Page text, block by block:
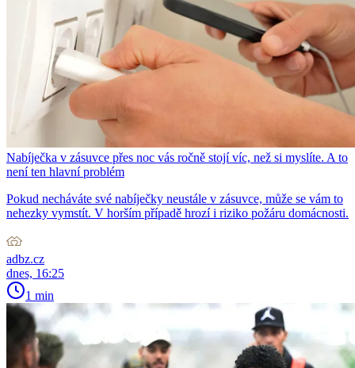
Nabíječka v zásuvce přes noc vás ročně stojí víc, než si myslíte. A to
není ten hlavní problém
Pokud necháváte své nabíječky neustále v zásuvce, může se vám to
nehezky vymstít. V horším případě hrozí i riziko požáru domácnosti.
adbz.cz
dnes, 16:25
1 min